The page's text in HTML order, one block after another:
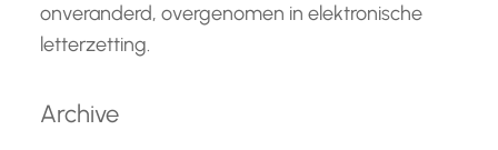
onveranderd, overgenomen in elektronische
letterzetting.
Archive